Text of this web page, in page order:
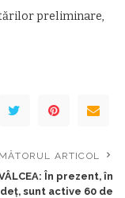
preliminare,
ARTICOL
În prezent, în
sunt active 60 de